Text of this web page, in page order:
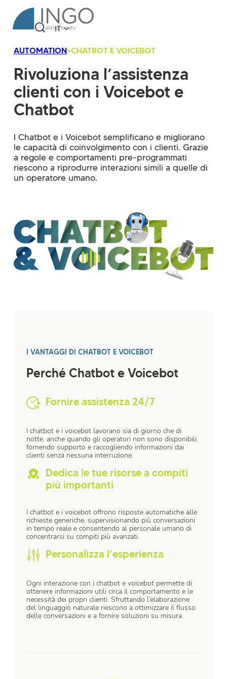
IT
AUTOMATION>CHATBOT E VOICEBOT
Rivoluziona l’assistenza
clienti con i Voicebot e
Chatbot
I Chatbot e i Voicebot semplificano e migliorano
le capacità di coinvolgimento con i clienti. Grazie
a regole e comportamenti pre-programmati
riescono a riprodurre interazioni simili a quelle di
un operatore umano.
I VANTAGGI DI CHATBOT E VOICEBOT
Perché Chatbot e Voicebot
Fornire assistenza 24/7
I chatbot e i voicebot lavorano sia di giorno che di
notte, anche quando gli operatori non sono disponibili,
fornendo supporto e raccogliendo informazioni dai
clienti senza nessuna interruzione.
Dedica le tue risorse a compiti
più importanti
I chatbot e i voicebot offrono risposte automatiche alle
richieste generiche, supervisionando più conversazioni
in tempo reale e consentendo al personale umano di
concentrarsi su compiti più avanzati.
Personalizza l’esperienza
Ogni interazione con i chatbot e voicebot permette di
ottenere informazioni utili circa il comportamento e le
necessità dei propri clienti. Sfruttando l’elaborazione
del linguaggio naturale riescono a ottimizzare il flusso
delle conversazioni e a fornire soluzioni su misura.